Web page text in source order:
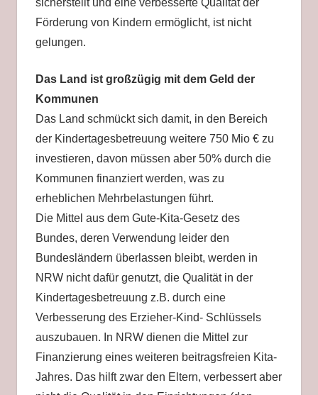
Förderung von Kindern ermöglicht, ist nicht
gelungen.
Das Land ist großzügig mit dem Geld der
Kommunen
Das Land schmückt sich damit, in den Bereich
der Kindertagesbetreuung weitere 750 Mio € zu
investieren, davon müssen aber 50% durch die
Kommunen finanziert werden, was zu
erheblichen Mehrbelastungen führt.
Die Mittel aus dem Gute-Kita-Gesetz des
Bundes, deren Verwendung leider den
Bundesländern überlassen bleibt, werden in
NRW nicht dafür genutzt, die Qualität in der
Kindertagesbetreuung z.B. durch eine
Verbesserung des Erzieher-Kind- Schlüssels
auszubauen. In NRW dienen die Mittel zur
Finanzierung eines weiteren beitragsfreien Kita-
Jahres. Das hilft zwar den Eltern, verbessert aber